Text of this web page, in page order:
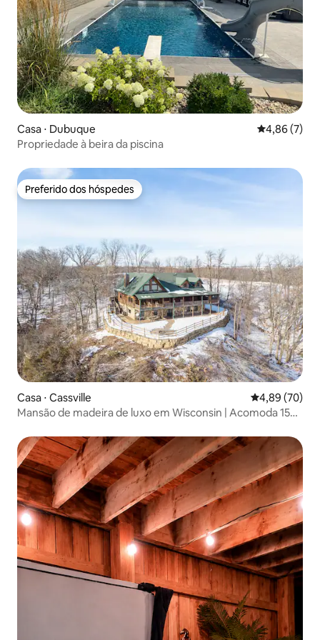
Casa ⋅ Dubuque 4,86 de uma
4,86 (7)
Propriedade à beira da piscina
Preferido dos hóspedes
Preferido dos hóspedes
Casa ⋅ Cassville 4,89 de uma
4,89 (70)
Mansão de madeira de luxo em Wisconsin | Acomoda 15